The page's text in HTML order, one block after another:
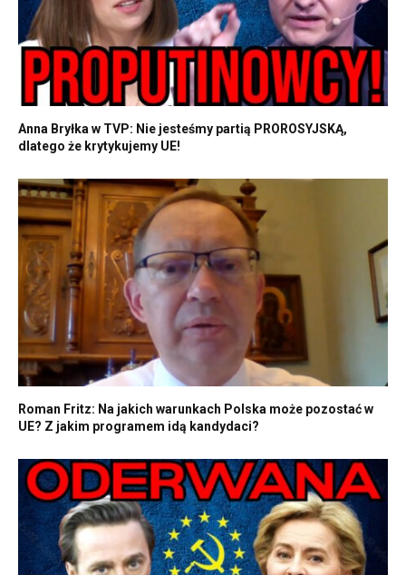
Anna Bryłka w TVP: Nie jesteśmy partią PROROSYJSKĄ,
dlatego że krytykujemy UE!
Roman Fritz: Na jakich warunkach Polska może pozostać w
UE? Z jakim programem idą kandydaci?